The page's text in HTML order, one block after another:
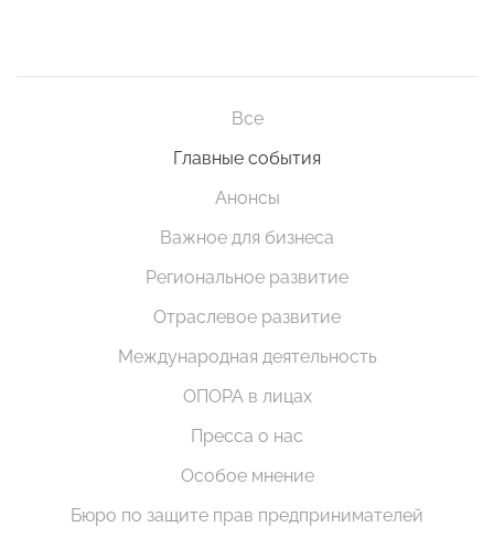
Все
Главные события
Анонсы
Важное для бизнеса
Региональное развитие
Отраслевое развитие
Международная деятельность
ОПОРА в лицах
Пресса о нас
Особое мнение
Бюро по защите прав предпринимателей